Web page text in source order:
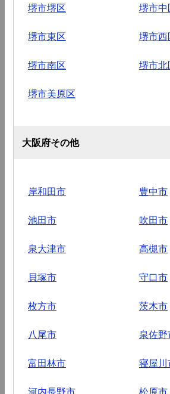
堺市堺区 堺市中
堺市東区 堺市西
堺市南区 堺市北
堺市美原区
大阪府その他
岸和田市 豊中市
池田市 吹田市
泉大津市 高槻市
貝塚市 守口市
枚方市 茨木市
八尾市 泉佐
富田林市 寝屋川